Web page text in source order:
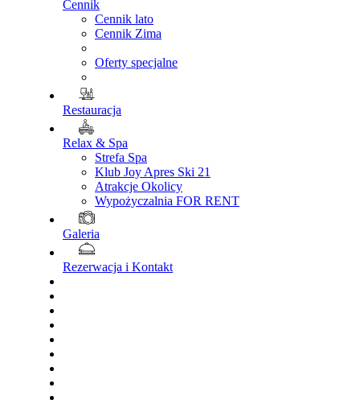
Cennik
Cennik lato
Cennik Zima
Oferty specjalne
Restauracja
Relax & Spa
Strefa Spa
Klub Joy Apres Ski 21
Atrakcje Okolicy
Wypożyczalnia FOR RENT
Galeria
Rezerwacja i Kontakt